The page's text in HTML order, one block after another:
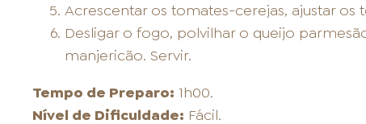
Acrescentar os tomates-cerejas, ajustar
Desligar o fogo, polvilhar o queijo
manjericão. Servir.
Tempo de Preparo: 1h00.
Nível de Dificuldade: Fácil.